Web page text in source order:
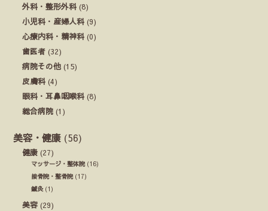
外科・整形外科 (8)
小児科・産婦人科 (9)
心療内科・精神科 (0)
歯医者 (32)
病院その他 (15)
皮膚科 (4)
眼科・耳鼻咽喉科 (8)
総合病院 (1)
美容・健康 (56)
健康 (27)
マッサージ・整体院(16)
接骨院・整骨院(17)
鍼灸(1)
美容 (29)